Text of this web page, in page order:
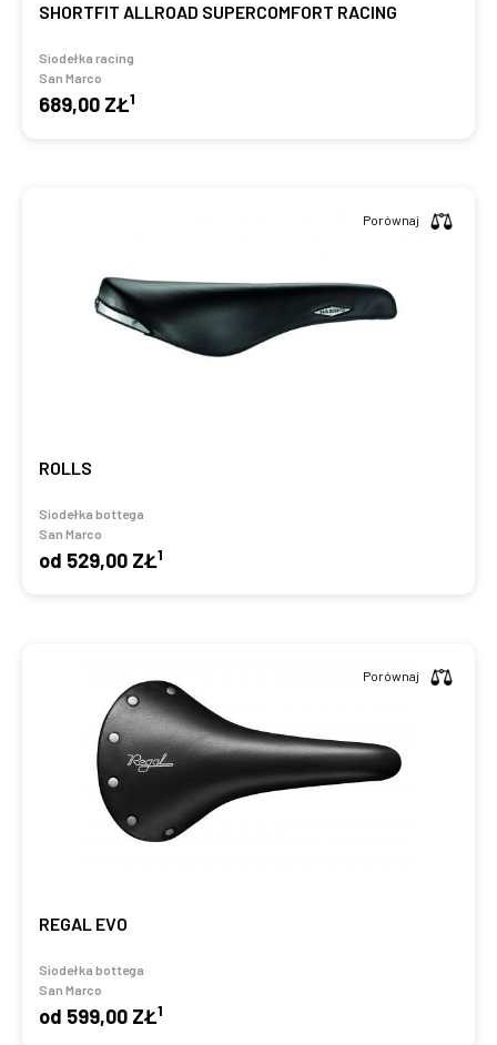
SHORTFIT ALLROAD SUPERCOMFORT RACING
Siodełka racing
San Marco
689,00 ZŁ1
ROLLS
Siodełka bottega
San Marco
od 529,00 ZŁ1
Porównaj
REGAL EVO
Siodełka bottega
San Marco
od 599,00 ZŁ1
Porównaj